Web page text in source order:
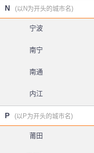
N (以N为开头的城市名)
宁波
南宁
南通
内江
P (以P为开头的城市名)
莆田